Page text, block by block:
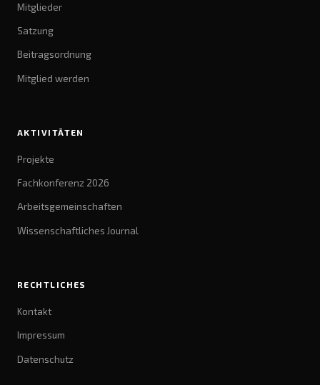
Mitglieder
Satzung
Beitragsordnung
Mitglied werden
AKTIVITÄTEN
Projekte
Fachkonferenz 2026
Arbeitsgemeinschaften
Wissenschaftliches Journal
RECHTLICHES
Kontakt
Impressum
Datenschutz